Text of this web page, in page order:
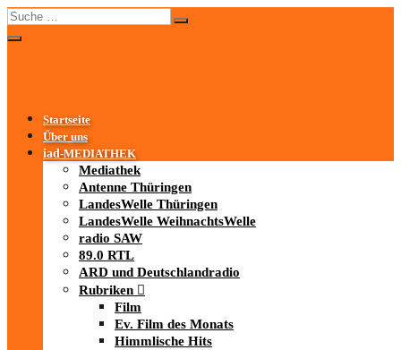
Startseite
Über uns
iad-MEDIATHEK
Mediathek
Antenne Thüringen
LandesWelle Thüringen
LandesWelle WeihnachtsWelle
radio SAW
89.0 RTL
ARD und Deutschlandradio
Rubriken
Film
Ev. Film des Monats
Himmlische Hits